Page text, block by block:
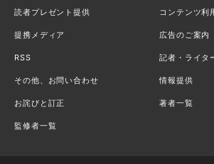
読者プレゼント提供 コンテンツ利
提携メディア 広告のご案内
RSS 記者・ライタ
その他、お問い合わせ 情報提供
お詫びと訂正 著者一覧
監修者一覧